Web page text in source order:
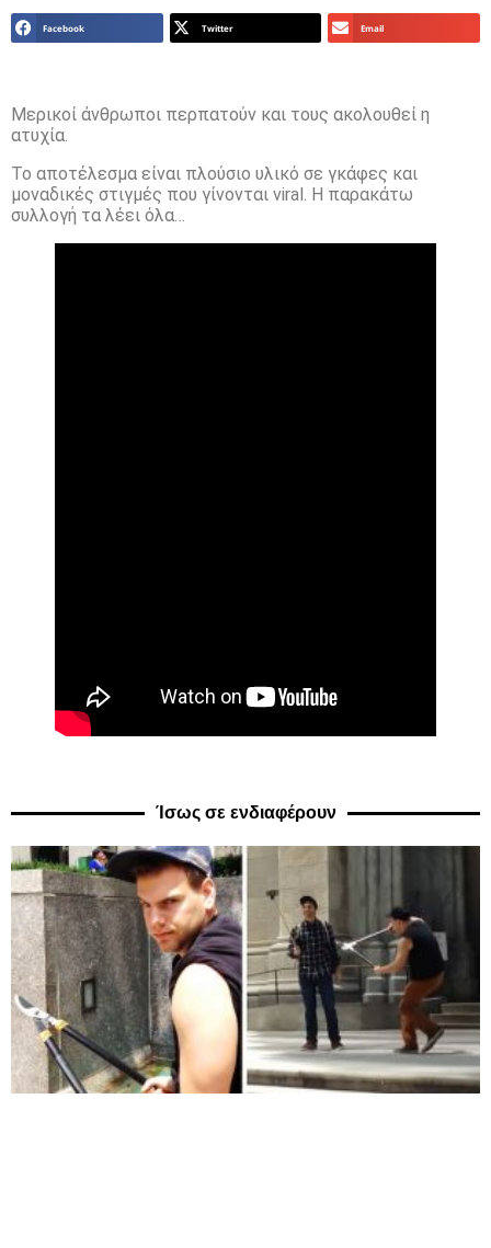
Facebook Twitter Email
Μερικοί άνθρωποι περπατούν και τους ακολουθεί η
ατυχία.
Το αποτέλεσμα είναι πλούσιο υλικό σε γκάφες και
μοναδικές στιγμές που γίνονται viral. Η παρακάτω
συλλογή τα λέει όλα…
Ίσως σε ενδιαφέρουν